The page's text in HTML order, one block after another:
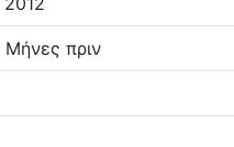
Μήνες πριν